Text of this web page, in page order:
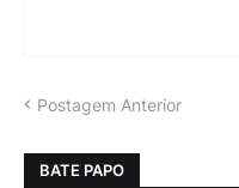
Postagem Anterior
BATE PAPO